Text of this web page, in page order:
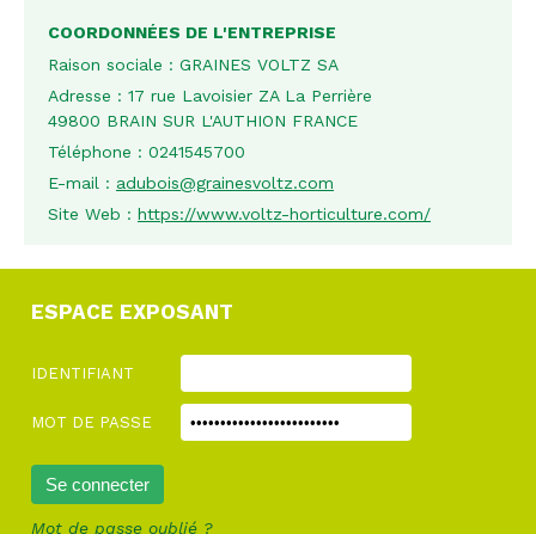
COORDONNÉES DE L'ENTREPRISE
Raison sociale : GRAINES VOLTZ SA
Adresse : 17 rue Lavoisier ZA La Perrière
49800 BRAIN SUR L'AUTHION FRANCE
Téléphone : 0241545700
E-mail : adubois@grainesvoltz.com
Site Web : https://www.voltz-horticulture.com/
ESPACE EXPOSANT
IDENTIFIANT
MOT DE PASSE
Mot de passe oublié ?